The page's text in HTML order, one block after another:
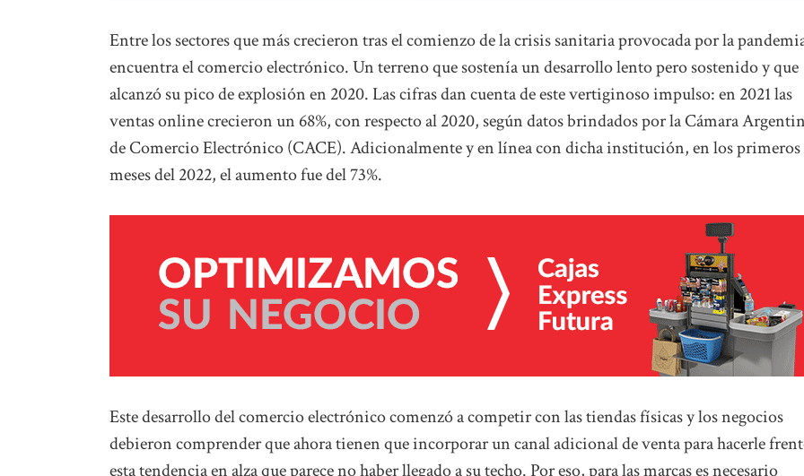
Entre los sectores que más crecieron tras el comienzo de la crisis sanitaria provocada por la
encuentra el comercio electrónico. Un terreno que sostenía un desarrollo lento pero sostenido y que
alcanzó su pico de explosión en 2020. Las cifras dan cuenta de este vertiginoso impulso: en 2021 las
ventas online crecieron un 68%, con respecto al 2020, según datos brindados por la Cámara
de Comercio Electrónico (CACE). Adicionalmente y en línea con dicha institución, en los primeros
meses del 2022, el aumento fue del 73%.
Este desarrollo del comercio electrónico comenzó a competir con las tiendas físicas y los negocios
debieron comprender que ahora tienen que incorporar un canal adicional de venta para hacerle
esta tendencia en alza que parece no haber llegado a su techo. Por eso, para las marcas es necesario